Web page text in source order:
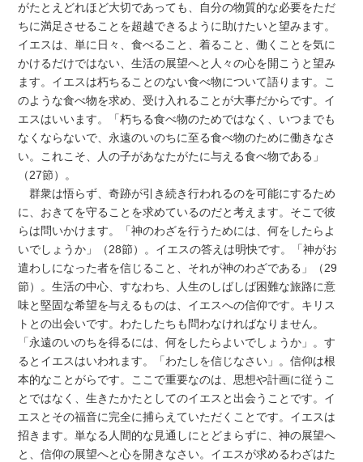
がたとえどれほど大切であっても、自分の物質的な必要をただ
ちに満足させることを超越できるように助けたいと望みます。
イエスは、単に日々、食べること、着ること、働くことを気に
かけるだけではない、生活の展望へと人々の心を開こうと望み
ます。イエスは朽ちることのない食べ物について語ります。こ
のような食べ物を求め、受け入れることが大事だからです。イ
エスはいいます。「朽ちる食べ物のためではなく、いつまでも
なくならないで、永遠のいのちに至る食べ物のために働きなさ
い。これこそ、人の子があなたがたに与える食べ物である」
（27節）。
群衆は悟らず、奇跡が引き続き行われるのを可能にするため
に、おきてを守ることを求めているのだと考えます。そこで彼
らは問いかけます。「神のわざを行うためには、何をしたらよ
いでしょうか」（28節）。イエスの答えは明快です。「神がお
遣わしになった者を信じること、それが神のわざである」（29
節）。生活の中心、すなわち、人生のしばしば困難な旅路に意
味と堅固な希望を与えるものは、イエスへの信仰です。キリス
トとの出会いです。わたしたちも問わなければなりません。
「永遠のいのちを得るには、何をしたらよいでしょうか」。す
るとイエスはいわれます。「わたしを信じなさい」。信仰は根
本的なことがらです。ここで重要なのは、思想や計画に従うこ
とではなく、生きたかたとしてのイエスと出会うことです。イ
エスとその福音に完全に捕らえていただくことです。イエスは
招きます。単なる人間的な見通しにとどまらずに、神の展望へ
と、信仰の展望へと心を開きなさい。イエスが求めるわざはた